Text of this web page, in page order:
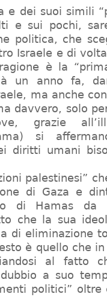
e dei suoi simili
e sui pochi,
politica, che
Israele e di
è la
un anno fa,
ma anche
davvero, solo
grazie
si
diritti umani
palestinesi”
di Gaza e
di Hamas da
che la sua
di eliminazione
è quello che
al fatto
a suo
politici” oltre